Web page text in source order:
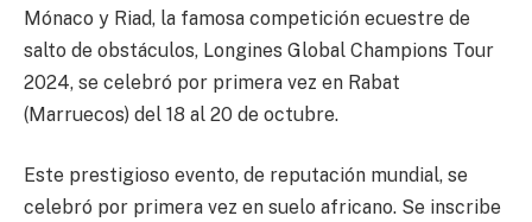
Mónaco y Riad, la famosa competición ecuestre de
salto de obstáculos, Longines Global Champions Tour
2024, se celebró por primera vez en Rabat
(Marruecos) del 18 al 20 de octubre.
Este prestigioso evento, de reputación mundial, se
celebró por primera vez en suelo africano. Se inscribe